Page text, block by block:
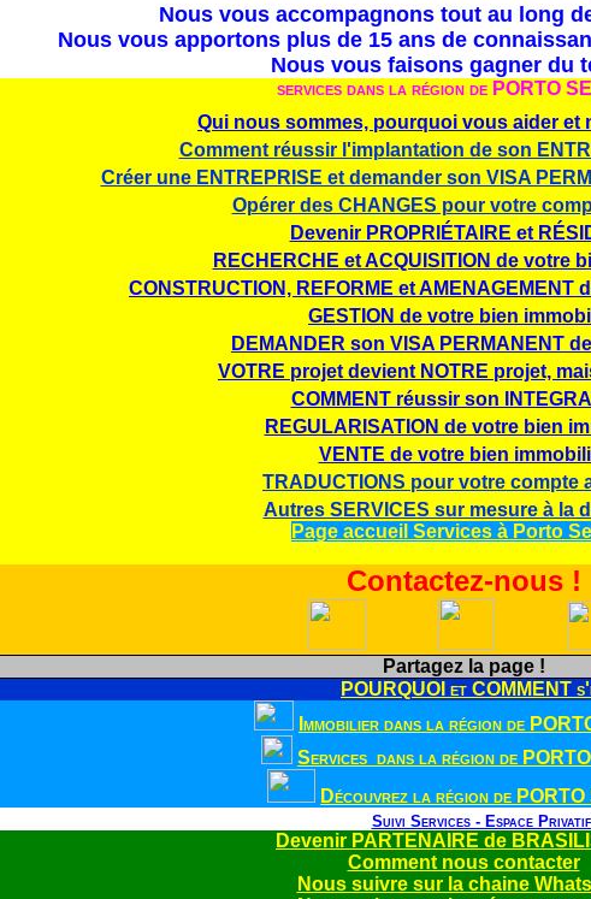
Nous vous accompagnons tout au long
Nous vous apportons plus de 15 ans de
Nous vous faisons gagner du
services dans la région de PORTO
Qui nous sommes, pourquoi vous aider et
Comment réussir l'implantation de son
Créer une ENTREPRISE et demander son VISA
Opérer des CHANGES pour votre
Devenir PROPRIÉTAIRE et
RECHERCHE et ACQUISITION de votre
CONSTRUCTION, REFORME et AMENAGEMENT
GESTION de votre bien
DEMANDER son VISA PERMANENT
VOTRE projet devient NOTRE projet,
COMMENT réussir son
REGULARISATION de votre bien
VENTE de votre bien
TRADUCTIONS pour votre compte
Autres SERVICES sur mesure à la
Page accueil Services à Porto
Contactez-nous !
Partagez la page !
POURQUOI et COMMENT
Immobilier dans la région de
Services dans la région de
Découvrez la région de
Suivi Services - Espace Privatif
Devenir PARTENAIRE de
Comment nous contacter
Nous suivre sur la chaine